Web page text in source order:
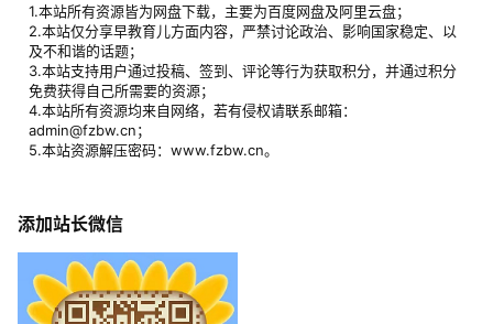
1.本站所有资源皆为网盘下载，主要为百度网盘及阿里云盘；
2.本站仅分享早教育儿方面内容，严禁讨论政治、影响国家稳定、以
及不和谐的话题；
3.本站支持用户通过投稿、签到、评论等行为获取积分，并通过积分
免费获得自己所需要的资源；
4.本站所有资源均来自网络，若有侵权请联系邮箱：
admin@fzbw.cn；
5.本站资源解压密码：www.fzbw.cn。
添加站长微信